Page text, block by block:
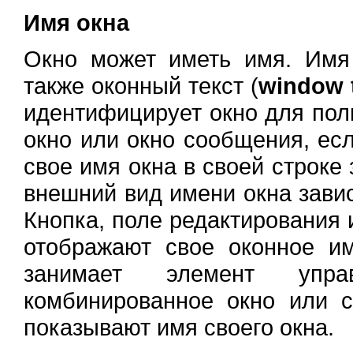
Имя окна
Окно может иметь имя.
также оконный текст (window
идентифицирует окно для
окно или окно сообщения,
свое имя окна в своей
внешний вид имени окна
Кнопка, поле редактирования
отображают свое оконное
занимает элемент
комбинированное окно или
показывают имя своего окна.